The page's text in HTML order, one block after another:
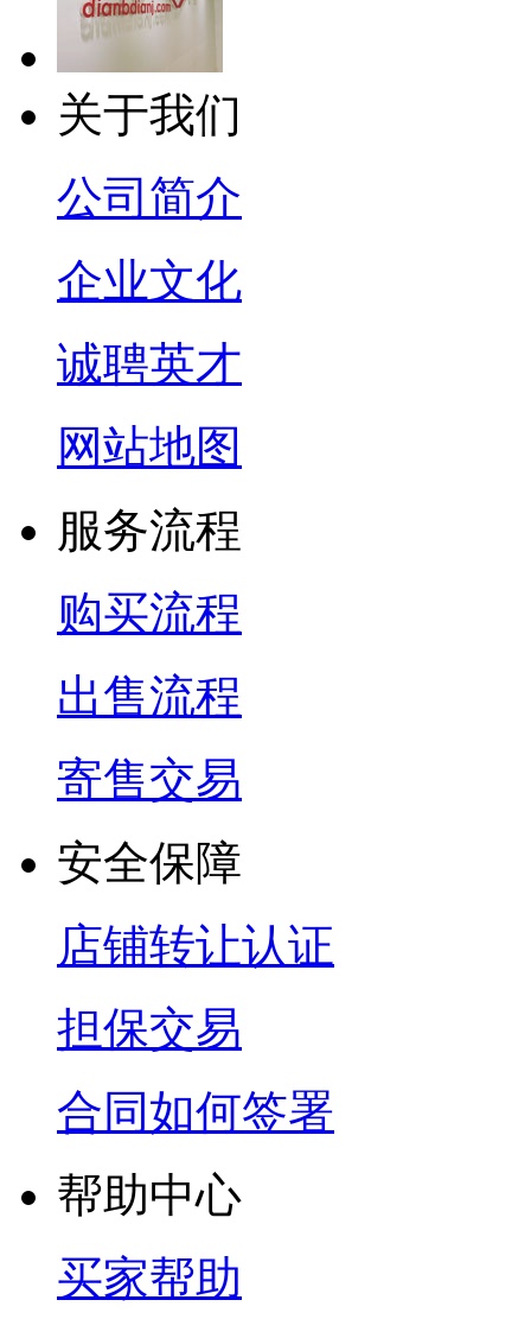
关于我们
公司简介
企业文化
诚聘英才
网站地图
服务流程
购买流程
出售流程
寄售交易
安全保障
店铺转让认证
担保交易
合同如何签署
帮助中心
买家帮助